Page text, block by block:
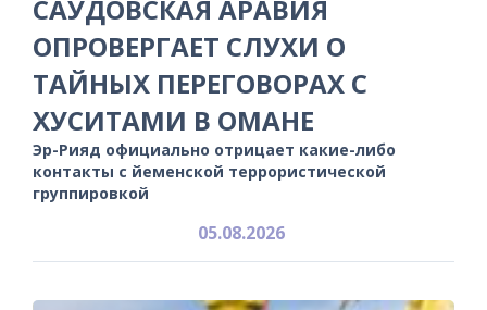
САУДОВСКАЯ АРАВИЯ
ОПРОВЕРГАЕТ СЛУХИ О
ТАЙНЫХ ПЕРЕГОВОРАХ С
ХУСИТАМИ В ОМАНЕ
Эр-Рияд официально отрицает какие-либо
контакты с йеменской террористической
группировкой
05.08.2026